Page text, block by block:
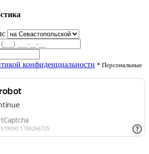
конфиденциальности * Персональные